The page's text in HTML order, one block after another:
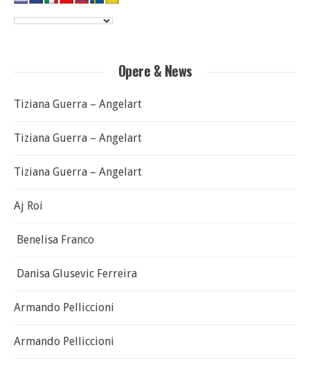
Opere & News
Tiziana Guerra – Angelart
Tiziana Guerra – Angelart
Tiziana Guerra – Angelart
Aj Roi
Benelisa Franco
Danisa Glusevic Ferreira
Armando Pelliccioni
Armando Pelliccioni